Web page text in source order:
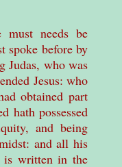
must needs be
spoke before by
Judas, who was
Jesus: who
obtained part
hath possessed
and being
and all his
written in the